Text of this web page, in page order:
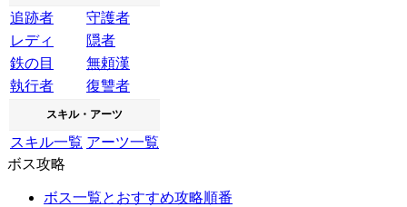
追跡者
守護者
レディ
隠者
鉄の目
無頼漢
執行者
復讐者
スキル・アーツ
スキル一覧 アーツ一覧
ボス攻略
ボス一覧とおすすめ攻略順番